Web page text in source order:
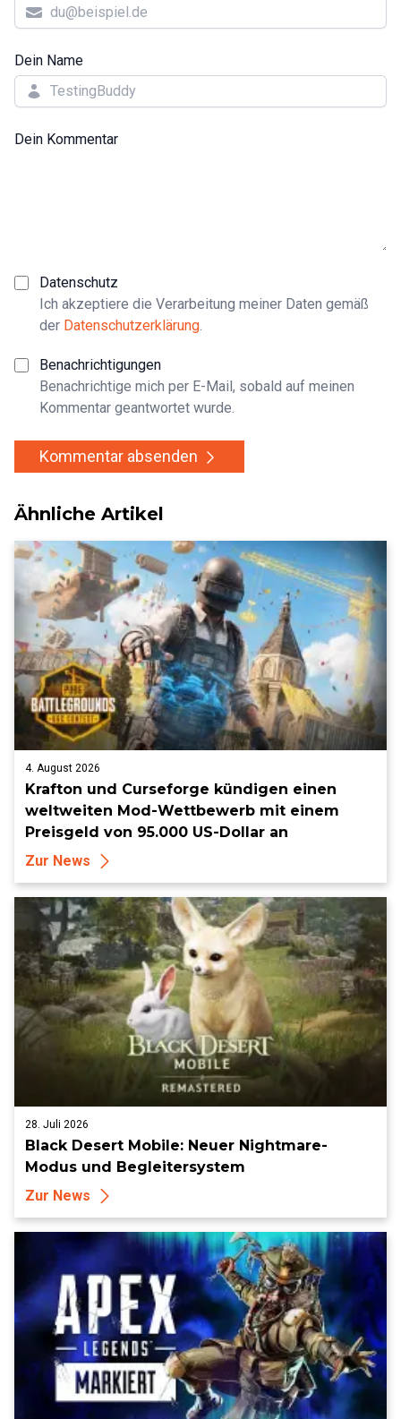
Dein Name
Dein Kommentar
Datenschutz
Ich akzeptiere die Verarbeitung meiner Daten gemäß
der Datenschutzerklärung.
Benachrichtigungen
Benachrichtige mich per E-Mail, sobald auf meinen
Kommentar geantwortet wurde.
Kommentar absenden
Ähnliche Artikel
4. August 2026
Krafton und Curseforge kündigen einen
weltweiten Mod-Wettbewerb mit einem
Preisgeld von 95.000 US-Dollar an
Zur News
28. Juli 2026
Black Desert Mobile: Neuer Nightmare-
Modus und Begleitersystem
Zur News